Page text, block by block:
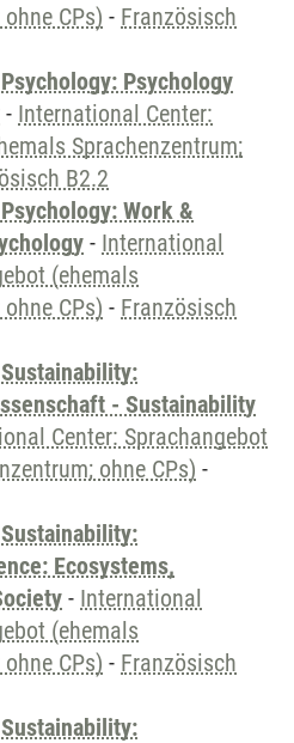
CPs) - Französisch
Psychology
- International Center:
Sprachenzentrum;
B2.2
Work &
- International
(ehemals
CPs) - Französisch
- Sustainability
Center: Sprachangebot
ohne CPs) -
Ecosystems,
- International
(ehemals
CPs) - Französisch